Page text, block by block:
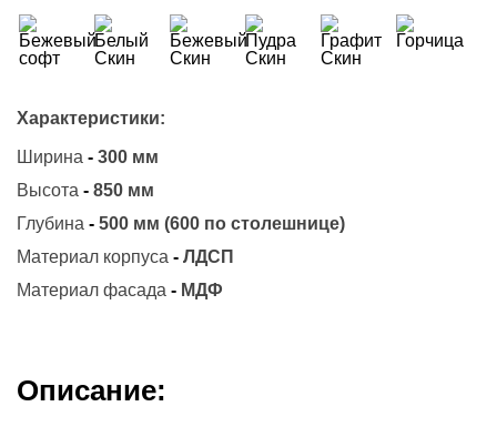
Характеристики:
Ширина - 300 мм
Высота - 850 мм
Глубина - 500 мм (600 по столешнице)
Материал корпуса - ЛДСП
Материал фасада - МДФ
Описание: